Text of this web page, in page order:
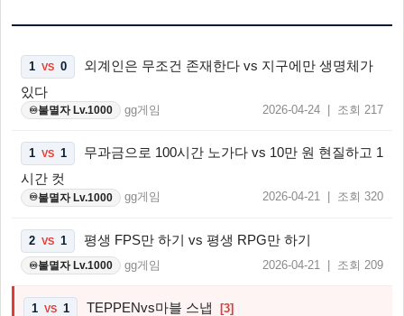
1 VS 0
외계인은 무조건 존재한다 vs 지구에만 생명체가
있다
♾️불멸자 Lv.1000 gg게임 2026-04-24 | 조회 217
1 VS 1
무과금으로 100시간 노가다 vs 10만 원 현질하고 1
시간 컷
♾️불멸자 Lv.1000 gg게임 2026-04-21 | 조회 320
2 VS 1 평생 FPS만 하기 vs 평생 RPG만 하기
♾️불멸자 Lv.1000 gg게임 2026-04-21 | 조회 209
1 VS 1 TEPPENvs마블 스냅 [3]